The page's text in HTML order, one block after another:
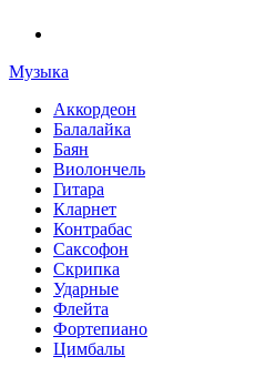
Музыка
Аккордеон
Балалайка
Баян
Виолончель
Гитара
Кларнет
Контрабас
Саксофон
Скрипка
Ударные
Флейта
Фортепиано
Цимбалы